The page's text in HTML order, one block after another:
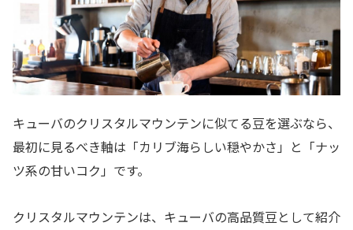
キューバのクリスタルマウンテンに似てる豆を選ぶなら、
最初に見るべき軸は「カリブ海らしい穏やかさ」と「ナッ
ツ系の甘いコク」です。
クリスタルマウンテンは、キューバの高品質豆として紹介